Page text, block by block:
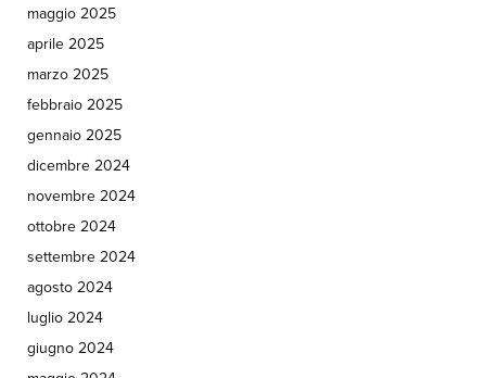
maggio 2025
aprile 2025
marzo 2025
febbraio 2025
gennaio 2025
dicembre 2024
novembre 2024
ottobre 2024
settembre 2024
agosto 2024
luglio 2024
giugno 2024